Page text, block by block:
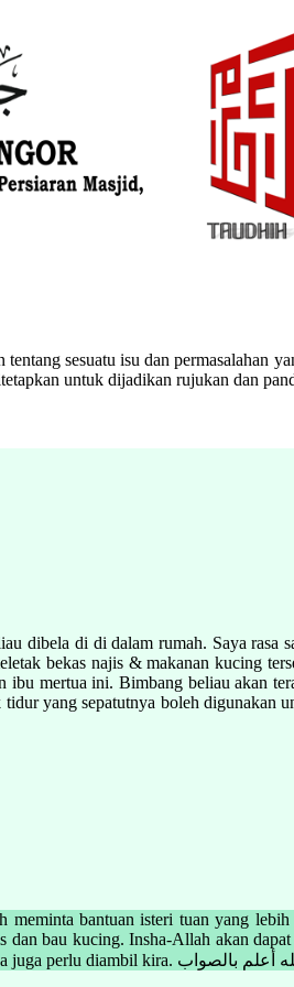
sesuatu isu dan permasalahan
untuk dijadikan rujukan dan
dibela di di dalam rumah. Saya rasa
bekas najis & makanan kucing
mertua ini. Bimbang beliau akan
yang sepatutnya boleh digunakan
meminta bantuan isteri tuan yang
bau kucing. Insha-Allah akan